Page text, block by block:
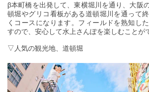
β本町橋を出発して、東横堀川を通り、大阪
頓堀やグリコ看板がある道頓堀川を通って
くコースになります。フィールドを熟知し
すので、安心して水上さんぽを楽しむことが
▽人気の観光地、道頓堀